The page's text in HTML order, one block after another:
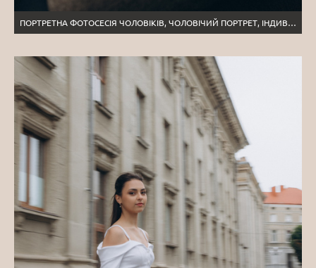
ПОРТРЕТНА ФОТОСЕСІЯ ЧОЛОВІКІВ, ЧОЛОВІЧИЙ ПОРТРЕТ, ІНДИВІДУАЛЬНА ФОТОСЕСІЯ ТЕРНОПІЛЬ, ПОРТРЕТНИЙ ФОТОГРАФ ТЕРНОПІЛЬ